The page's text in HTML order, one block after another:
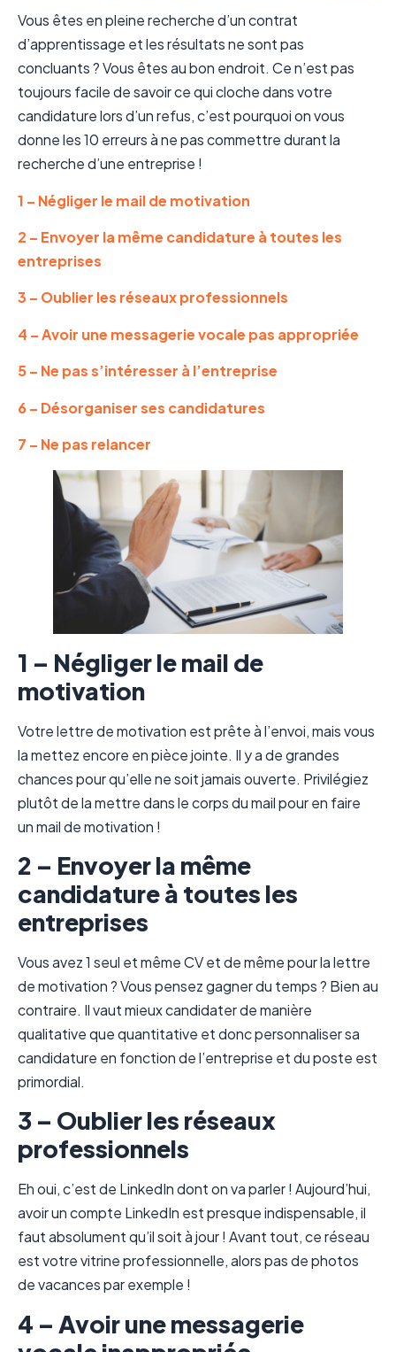
Vous êtes en pleine recherche d’un contrat
d’apprentissage et les résultats ne sont pas
concluants ? Vous êtes au bon endroit. Ce n’est pas
toujours facile de savoir ce qui cloche dans votre
candidature lors d’un refus, c’est pourquoi on vous
donne les 10 erreurs à ne pas commettre durant la
recherche d’une entreprise !
1 – Négliger le mail de motivation
2 – Envoyer la même candidature à toutes les
entreprises
3 – Oublier les réseaux professionnels
4 – Avoir une messagerie vocale pas appropriée
5 – Ne pas s’intéresser à l’entreprise
6 – Désorganiser ses candidatures
7 – Ne pas relancer
1 – Négliger le mail de
motivation
Votre lettre de motivation est prête à l’envoi, mais vous
la mettez encore en pièce jointe. Il y a de grandes
chances pour qu’elle ne soit jamais ouverte. Privilégiez
plutôt de la mettre dans le corps du mail pour en faire
un mail de motivation !
2 – Envoyer la même
candidature à toutes les
entreprises
Vous avez 1 seul et même CV et de même pour la lettre
de motivation ? Vous pensez gagner du temps ? Bien au
contraire. Il vaut mieux candidater de manière
qualitative que quantitative et donc personnaliser sa
candidature en fonction de l’entreprise et du poste est
primordial.
3 – Oublier les réseaux
professionnels
Eh oui, c’est de LinkedIn dont on va parler ! Aujourd’hui,
avoir un compte LinkedIn est presque indispensable, il
faut absolument qu’il soit à jour ! Avant tout, ce réseau
est votre vitrine professionnelle, alors pas de photos
de vacances par exemple !
4 – Avoir une messagerie